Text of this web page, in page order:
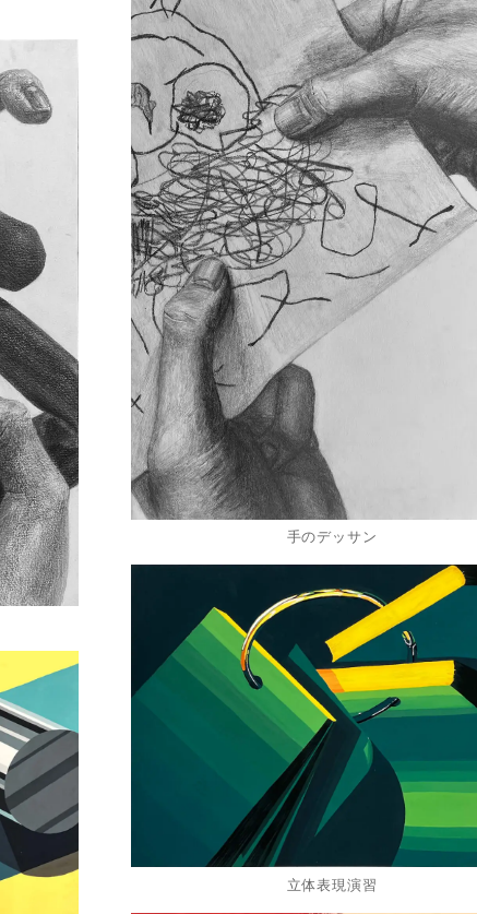
手のデッサン
立体表現演習